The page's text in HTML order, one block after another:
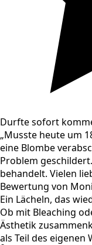
Durfte sofort
„Musste heute um
eine Blombe
Problem
behandelt. Vielen
Bewertung von
Ein Lächeln, das
Ob mit Bleaching
Ästhetik
als Teil des eigenen